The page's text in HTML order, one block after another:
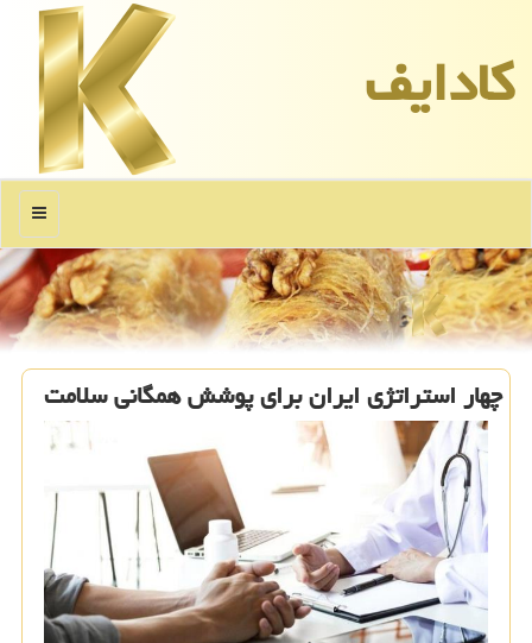
كادایف
منو
چهار استراتژی ایران برای پوشش همگانی سلامت